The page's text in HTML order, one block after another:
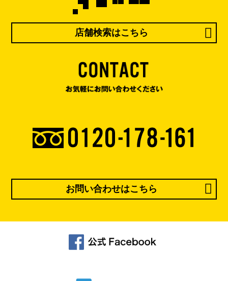
店舗検索はこちら
お問い合わせはこちら